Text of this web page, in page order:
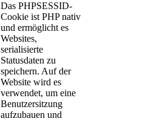
Das PHPSESSID-
Cookie ist PHP nativ
und ermöglicht es
Websites,
serialisierte
Statusdaten zu
speichern. Auf der
Website wird es
verwendet, um eine
Benutzersitzung
aufzubauen und